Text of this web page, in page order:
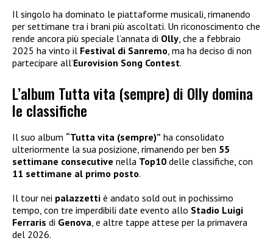
Il singolo ha dominato le piattaforme musicali, rimanendo
per settimane tra i brani più ascoltati. Un riconoscimento che
rende ancora più speciale l’annata di Olly , che a febbraio
2025 ha vinto il Festival di Sanremo , ma ha deciso di non
partecipare all’Eurovision Song Contest.
L’album Tutta vita (sempre) di Olly domina
le classifiche
Il suo album “Tutta vita (sempre)” ha consolidato
ulteriormente la sua posizione, rimanendo per ben 55
settimane consecutive nella Top10 delle classifiche, con
11 settimane al primo posto.
Il tour nei palazzetti è andato sold out in pochissimo
tempo, con tre imperdibili date evento allo Stadio Luigi
Ferraris di Genova, e altre tappe attese per la primavera
del 2026.